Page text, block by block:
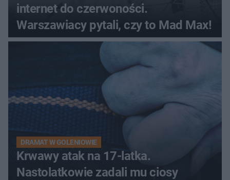
internet do czerwoności.
Warszawiacy pytali, czy to Mad Max!
DRAMAT W GOLENIOWIE
Krwawy atak na 17-latka.
Nastolatkowie zadali mu ciosy